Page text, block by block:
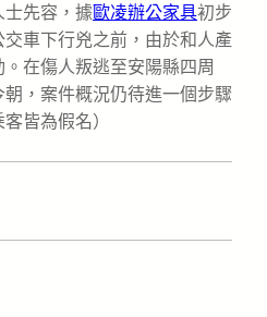
先容，據歐凌辦公家具初步
車下行兇之前，由於和人產
在傷人叛逃至安陽縣四周
，案件概況仍待進一個步驟
皆為假名）